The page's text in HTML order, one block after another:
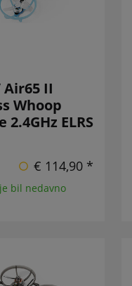
Air65 II
Whoop
2.4GHz ELRS
€ 114,90 *
bil nedavno